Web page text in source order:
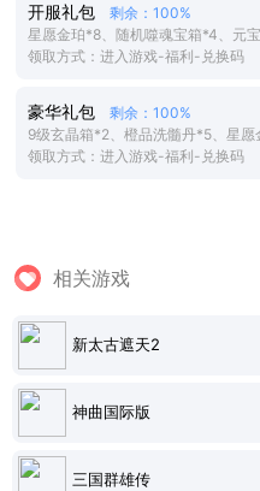
开服礼包
剩余：100%
星愿金珀*8、随机噬魂宝箱*4、元
领取方式：进入游戏-福利-兑换码
豪华礼包
剩余：100%
9级玄晶箱*2、橙品洗髓丹*5、星
领取方式：进入游戏-福利-兑换码
相关游戏
新太古遮天2
神曲国际版
三国群雄传